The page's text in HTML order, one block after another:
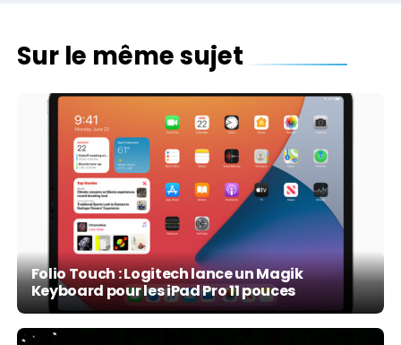
Sur le même sujet
Folio Touch : Logitech lance un Magik
Keyboard pour les iPad Pro 11 pouces